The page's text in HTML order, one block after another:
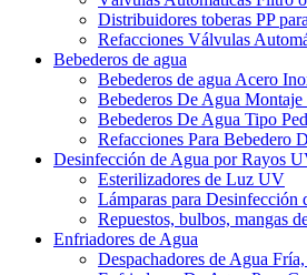
Distribuidores toberas PP
Refacciones Válvulas
Bebederos de agua
Bebederos de agua Acero
Bebederos De Agua
Bebederos De Agua Tipo
Refacciones Para Bebedero
Desinfección de Agua por Rayos
Esterilizadores de Luz UV
Lámparas para
Repuestos, bulbos, mangas
Enfriadores de Agua
Despachadores de Agua